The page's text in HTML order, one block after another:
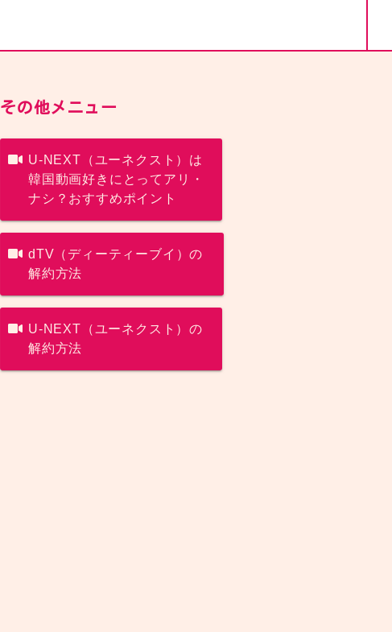
その他メニュー
U-NEXT（ユーネクスト）は
韓国動画好きにとってアリ・
ナシ？おすすめポイント
dTV（ディーティーブイ）の
解約方法
U-NEXT（ユーネクスト）の
解約方法